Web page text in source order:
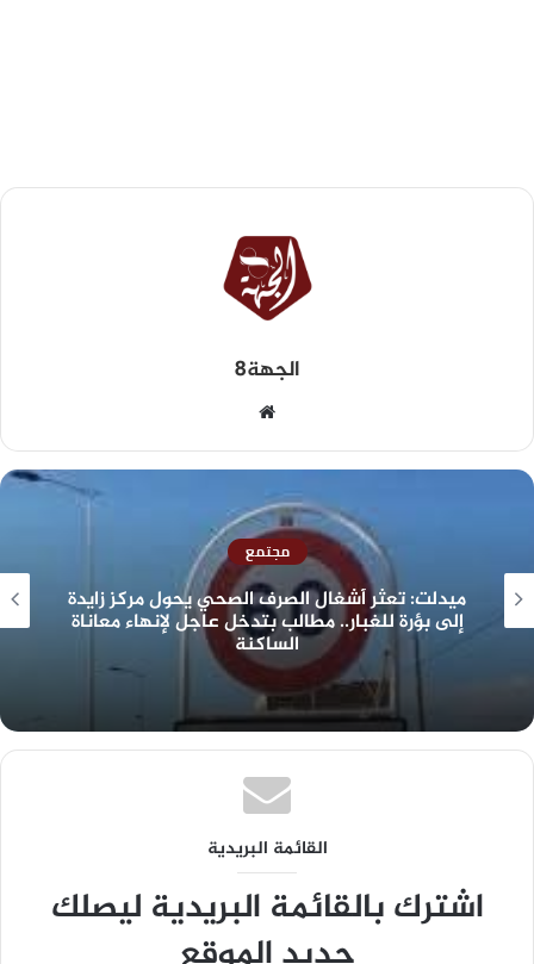
الجهة8
مجتمع
ميدلت: تعثر أشغال الصرف الصحي يحول مركز زايدة
إلى بؤرة للغبار.. مطالب بتدخل عاجل لإنهاء معاناة
الساكنة
القائمة البريدية
اشترك بالقائمة البريدية ليصلك